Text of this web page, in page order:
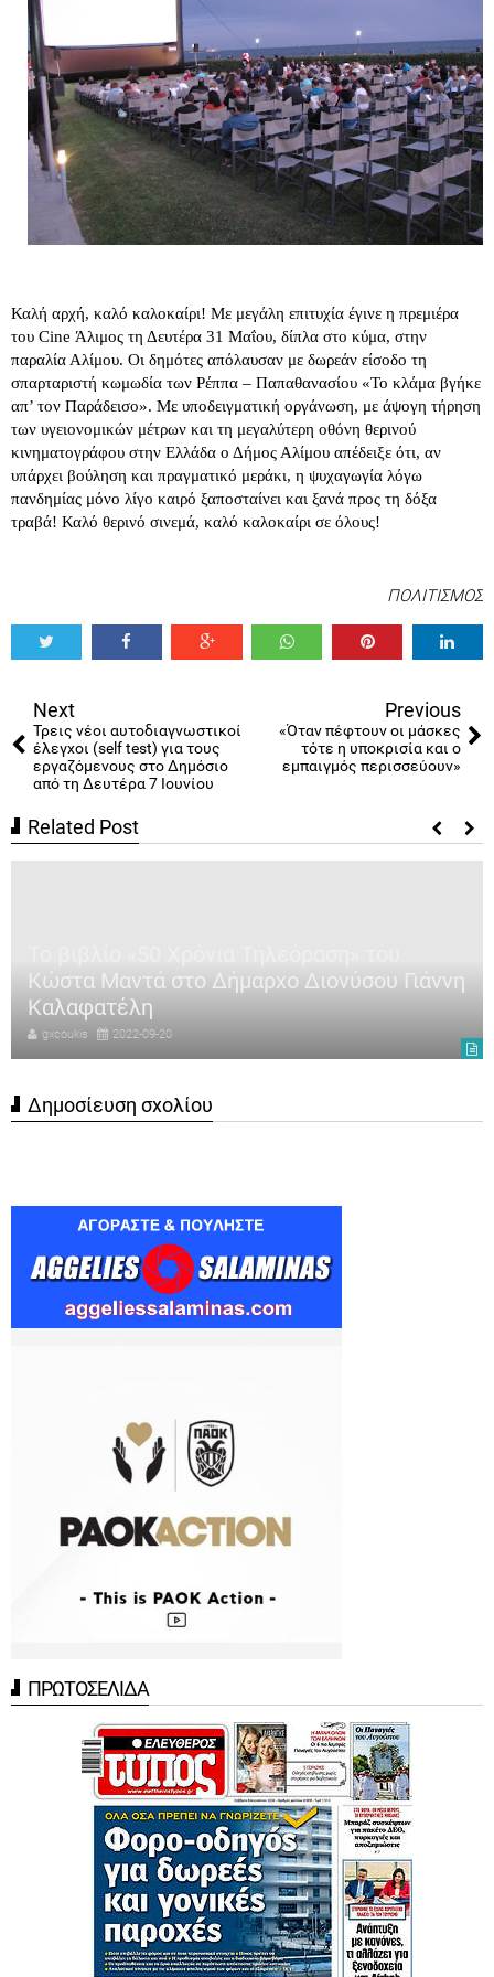
Καλή αρχή, καλό καλοκαίρι! Με μεγάλη επιτυχία έγινε η πρεμιέρα
του Cine Άλιμος τη Δευτέρα 31 Μαΐου, δίπλα στο κύμα, στην
παραλία Αλίμου. Οι δημότες απόλαυσαν με δωρεάν είσοδο τη
σπαρταριστή κωμωδία των Ρέππα – Παπαθανασίου «Το κλάμα βγήκε
απ’ τον Παράδεισο». Με υποδειγματική οργάνωση, με άψογη τήρηση
των υγειονομικών μέτρων και τη μεγαλύτερη οθόνη θερινού
κινηματογράφου στην Ελλάδα ο Δήμος Αλίμου απέδειξε ότι, αν
υπάρχει βούληση και πραγματικό μεράκι, η ψυχαγωγία λόγω
πανδημίας μόνο λίγο καιρό ξαποσταίνει και ξανά προς τη δόξα
τραβά! Καλό θερινό σινεμά, καλό καλοκαίρι σε όλους!
ΠΟΛΙΤΙΣΜΟΣ
Next
Τρεις νέοι αυτοδιαγνωστικοί
έλεγχοι (self test) για τους
εργαζόμενους στο Δημόσιο
από τη Δευτέρα 7 Ιουνίου
Previous
«Όταν πέφτουν οι μάσκες
τότε η υποκρισία και ο
εμπαιγμός περισσεύουν»
Related Post
Κώστα Μαντά στο Δήμαρχο Διονύσου Γιάννη
Καλαφατέλη
gxcoukis 2022-09-20
Δημοσίευση σχολίου
ΠΡΩΤΟΣΕΛΙΔΑ